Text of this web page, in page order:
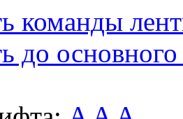
команды
до основного